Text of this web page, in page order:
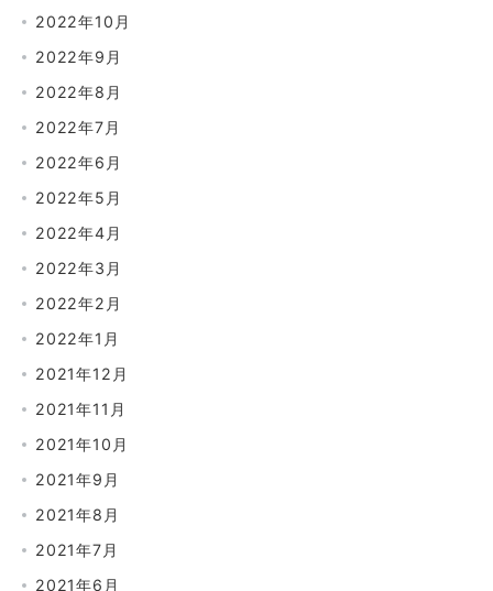
2022年10月
2022年9月
2022年8月
2022年7月
2022年6月
2022年5月
2022年4月
2022年3月
2022年2月
2022年1月
2021年12月
2021年11月
2021年10月
2021年9月
2021年8月
2021年7月
2021年6月